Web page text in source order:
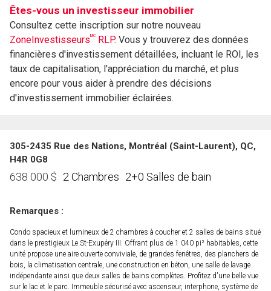
Êtes-vous un investisseur immobilier
Consultez cette inscription sur notre nouveau
ZoneInvestisseursMC RLP. Vous y trouverez des données
financières d'investissement détaillées, incluant le ROI, les
taux de capitalisation, l'appréciation du marché, et plus
encore pour vous aider à prendre des décisions
d'investissement immobilier éclairées.
305-2435 Rue des Nations, Montréal (Saint-Laurent), QC,
H4R 0G8
638 000 $ 2 Chambres 2+0 Salles de bain
Remarques :
Condo spacieux et lumineux de 2 chambres à coucher et 2 salles de bains situé
dans le prestigieux Le St-Exupéry III. Offrant plus de 1 040 pi² habitables, cette
unité propose une aire ouverte conviviale, de grandes fenêtres, des planchers de
bois, la climatisation centrale, une construction en béton, une salle de lavage
indépendante ainsi que deux salles de bains complètes. Profitez d'une belle vue
sur le lac et le parc. Immeuble sécurisé avec ascenseur, interphone, système de